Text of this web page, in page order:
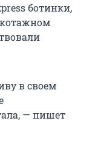
ботинки,
в своем
— пишет